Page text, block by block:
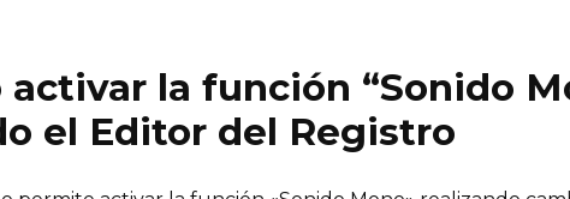
activar la función “Sonido
el Editor del Registro